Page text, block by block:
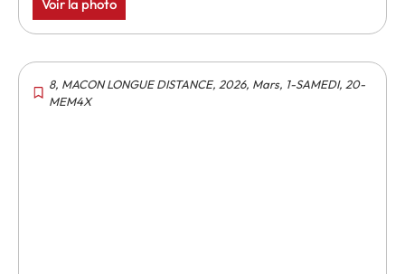
Voir la photo
8, MACON LONGUE DISTANCE, 2026, Mars, 1-SAMEDI, 20-
MEM4X